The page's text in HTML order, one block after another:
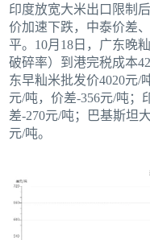
印度放宽大米出口限制
价加速下跌，中泰价差
平。10月18日，广东晚
破碎率）到港完税成本
东早籼米批发价4020元/
元/吨，价差-356元/吨；
差-270元/吨；巴基斯坦
元/吨。